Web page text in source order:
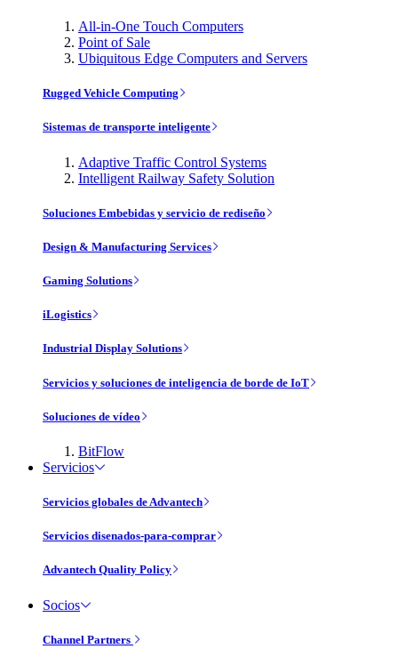
All-in-One Touch Computers
Point of Sale
Ubiquitous Edge Computers and Servers
Rugged Vehicle Computing
Sistemas de transporte inteligente
Adaptive Traffic Control Systems
Intelligent Railway Safety Solution
Soluciones Embebidas y servicio de rediseño
Design & Manufacturing Services
Gaming Solutions
iLogistics
Industrial Display Solutions
Servicios y soluciones de inteligencia de borde de IoT
Soluciones de vídeo
BitFlow
Servicios
Servicios globales de Advantech
Servicios disenados-para-comprar
Advantech Quality Policy
Socios
Channel Partners